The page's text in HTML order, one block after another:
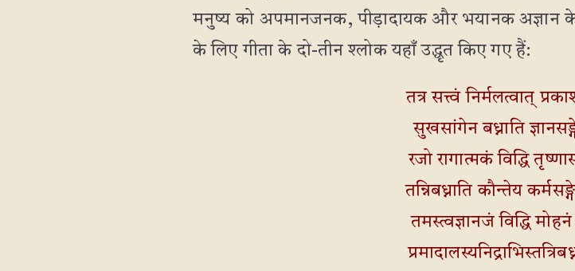
मनुष्य को अपमानजनक, पीड़ादायक और भयानक अज्ञान
के लिए गीता के दो-तीन श्लोक यहाँ उद्धृत किए गए हैं:
तत्र सत्त्वं निर्मलत्वात्
सुखसांगेन बध्नाति
रजो रागात्मकं विद्धि
तन्निबध्नाति कौन्तेय
तमस्त्वज्ञानजं विद्धि